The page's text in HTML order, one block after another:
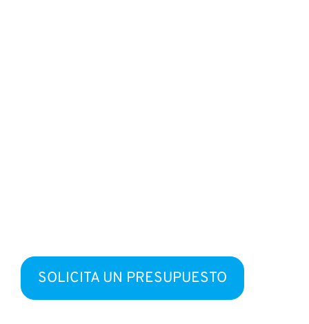
SOLICITA UN PRESUPUESTO